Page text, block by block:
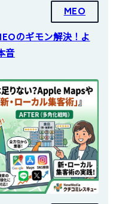
MEO
のギモン解決！よ
音